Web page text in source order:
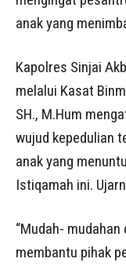
anak yang
Kapolres Sinjai
melalui Kasat
SH., M.Hum
wujud kepedulian
anak yang
Istiqamah ini.
“Mudah-
membantu pihak